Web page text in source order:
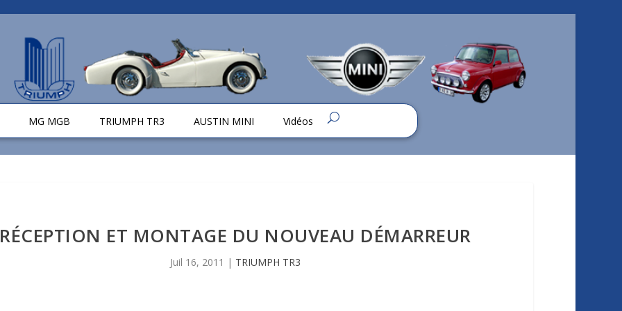
MG MGB TRIUMPH TR3 AUSTIN MINI Vidéos
RÉCEPTION ET MONTAGE DU NOUVEAU DÉMARREUR
Juil 16, 2011 | TRIUMPH TR3